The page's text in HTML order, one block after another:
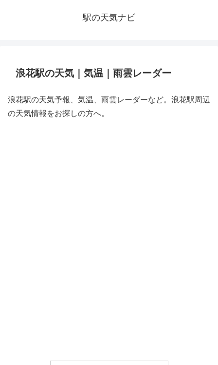
駅の天気ナビ
浪花駅の天気｜気温｜雨雲レーダー
浪花駅の天気予報、気温、雨雲レーダーなど。浪花駅周辺
の天気情報をお探しの方へ。